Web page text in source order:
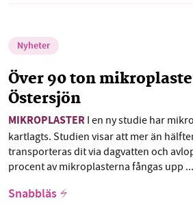
Nyheter
Över 90 ton
Östersjön
MIKROPLASTER I en ny studie har
kartlagts. Studien visar att mer än
transporteras dit via dagvatten och
procent av mikroplasterna fångas upp ...
Snabbläs